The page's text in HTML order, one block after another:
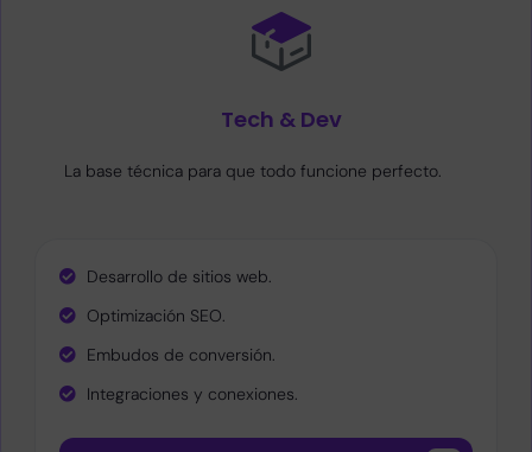
Tech & Dev
La base técnica para que todo funcione perfecto.
Desarrollo de sitios web.
Optimización SEO.
Embudos de conversión.
Integraciones y conexiones.